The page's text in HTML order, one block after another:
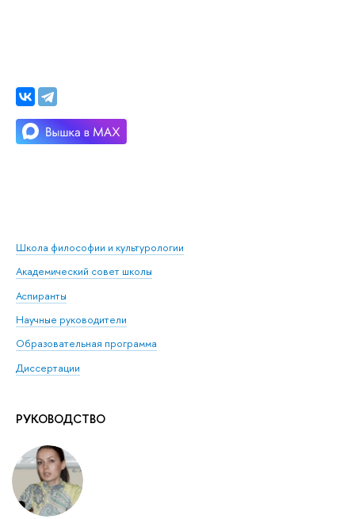
Школа философии и культурологии
Академический совет школы
Аспиранты
Научные руководители
Образовательная программа
Диссертации
РУКОВОДСТВО